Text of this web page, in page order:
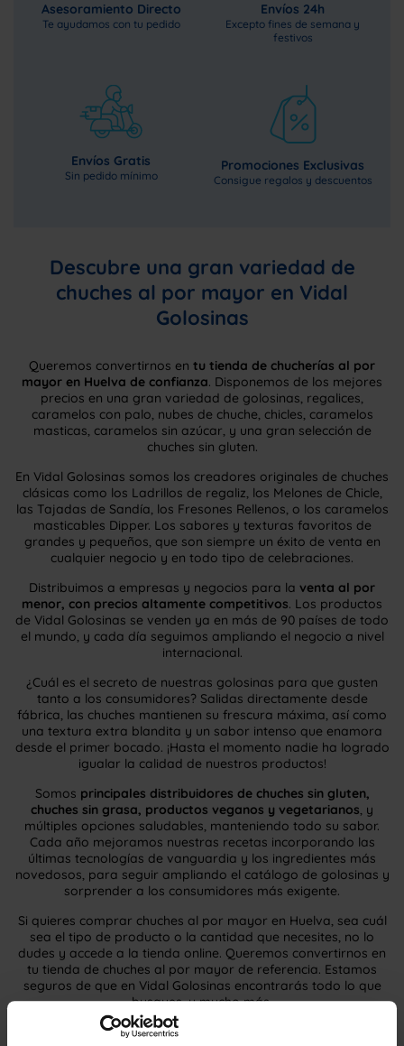
Asesoramiento Directo
Te ayudamos con tu pedido
Envíos Gratis
Sin pedido mínimo
Envíos 24h
Excepto fines de semana y
festivos
Promociones Exclusivas
Consigue regalos y descuentos
Descubre una gran variedad de
chuches al por mayor en Vidal
Golosinas
Queremos convertirnos en tu tienda de chucherías al por
mayor en Huelva de confianza. Disponemos de los mejores
precios en una gran variedad de golosinas, regalices,
caramelos con palo, nubes de chuche, chicles, caramelos
masticas, caramelos sin azúcar, y una gran selección de
chuches sin gluten.
En Vidal Golosinas somos los creadores originales de chuches
clásicas como los Ladrillos de regaliz, los Melones de Chicle,
las Tajadas de Sandía, los Fresones Rellenos, o los caramelos
masticables Dipper. Los sabores y texturas favoritos de
grandes y pequeños, que son siempre un éxito de venta en
cualquier negocio y en todo tipo de celebraciones.
Distribuimos a empresas y negocios para la venta al por
menor, con precios altamente competitivos. Los productos
de Vidal Golosinas se venden ya en más de 90 países de todo
el mundo, y cada día seguimos ampliando el negocio a nivel
internacional.
¿Cuál es el secreto de nuestras golosinas para que gusten
tanto a los consumidores? Salidas directamente desde
fábrica, las chuches mantienen su frescura máxima, así como
una textura extra blandita y un sabor intenso que enamora
desde el primer bocado. ¡Hasta el momento nadie ha logrado
igualar la calidad de nuestros productos!
Somos principales distribuidores de chuches sin gluten,
chuches sin grasa, productos veganos y vegetarianos, y
múltiples opciones saludables, manteniendo todo su sabor.
Cada año mejoramos nuestras recetas incorporando las
últimas tecnologías de vanguardia y los ingredientes más
novedosos, para seguir ampliando el catálogo de golosinas y
sorprender a los consumidores más exigente.
Si quieres comprar chuches al por mayor en Huelva, sea cuál
sea el tipo de producto o la cantidad que necesites, no lo
dudes y accede a la tienda online. Queremos convertirnos en
tu tienda de chuches al por mayor de referencia. Estamos
seguros de que en Vidal Golosinas encontrarás todo lo que
busques, y mucho más.